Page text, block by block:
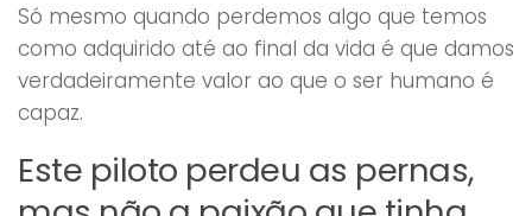
Só mesmo quando perdemos algo que temos
como adquirido até ao final da vida é que damos
verdadeiramente valor ao que o ser humano é
capaz.
Este piloto perdeu as pernas,